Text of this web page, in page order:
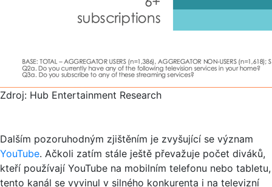
Zdroj: Hub Entertainment Research
Dalším pozoruhodným zjištěním je zvyšující se význam
YouTube. Ačkoli zatím stále ještě převažuje počet diváků,
kteří používají YouTube na mobilním telefonu nebo tabletu,
tento kanál se vyvinul v silného konkurenta i na televizní